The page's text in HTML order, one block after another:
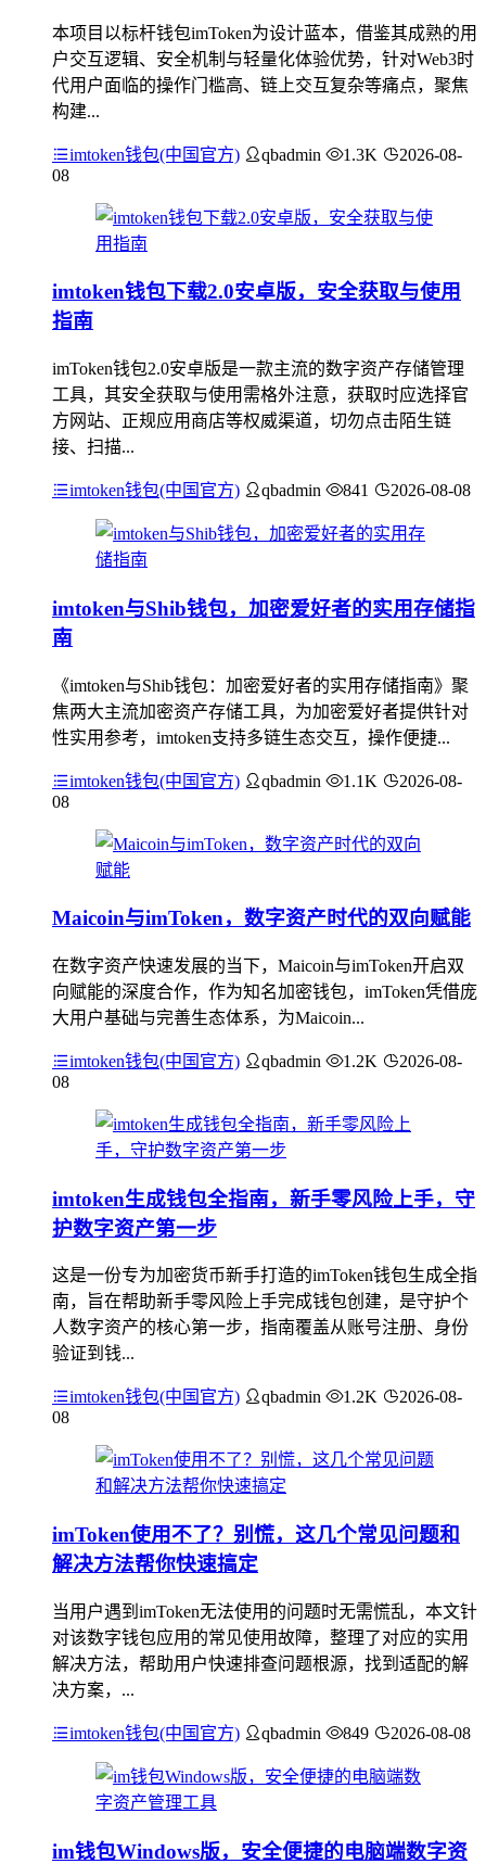
本项目以标杆钱包imToken为设计蓝本，借鉴其成熟的用
户交互逻辑、安全机制与轻量化体验优势，针对Web3时
代用户面临的操作门槛高、链上交互复杂等痛点，聚焦
构建...
imtoken钱包(中国官方) qbadmin 1.3K
2026-08-
08
imtoken钱包下载2.0安卓版，安全获取与使用
指南
imToken钱包2.0安卓版是一款主流的数字资产存储管理
工具，其安全获取与使用需格外注意，获取时应选择官
方网站、正规应用商店等权威渠道，切勿点击陌生链
接、扫描...
imtoken钱包(中国官方) qbadmin 841 2026-08-08
imtoken与Shib钱包，加密爱好者的实用存储指
南
《imtoken与Shib钱包：加密爱好者的实用存储指南》聚
焦两大主流加密资产存储工具，为加密爱好者提供针对
性实用参考，imtoken支持多链生态交互，操作便捷...
imtoken钱包(中国官方) qbadmin 1.1K
2026-08-
08
Maicoin与imToken，数字资产时代的双向赋能
在数字资产快速发展的当下，Maicoin与imToken开启双
向赋能的深度合作，作为知名加密钱包，imToken凭借庞
大用户基础与完善生态体系，为Maicoin...
imtoken钱包(中国官方) qbadmin 1.2K
2026-08-
08
imtoken生成钱包全指南，新手零风险上手，守
护数字资产第一步
这是一份专为加密货币新手打造的imToken钱包生成全指
南，旨在帮助新手零风险上手完成钱包创建，是守护个
人数字资产的核心第一步，指南覆盖从账号注册、身份
验证到钱...
imtoken钱包(中国官方) qbadmin 1.2K
2026-08-
08
imToken使用不了？别慌，这几个常见问题和
解决方法帮你快速搞定
当用户遇到imToken无法使用的问题时无需慌乱，本文针
对该数字钱包应用的常见使用故障，整理了对应的实用
解决方法，帮助用户快速排查问题根源，找到适配的解
决方案，...
imtoken钱包(中国官方) qbadmin 849 2026-08-08
im钱包Windows版，安全便捷的电脑端数字资